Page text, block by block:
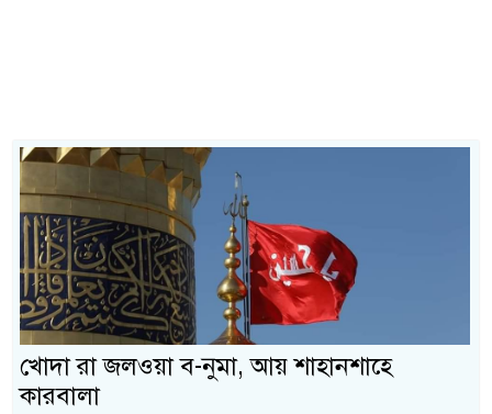
খোদা রা জলওয়া ব-নুমা, আয় শাহানশাহে
কারবালা